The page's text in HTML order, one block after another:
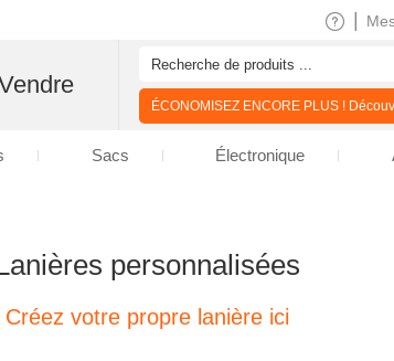
personnalisées
Créez votre propre lanière ici
ÉCONOMISEZ ENCORE PLUS !
Sacs Électronique